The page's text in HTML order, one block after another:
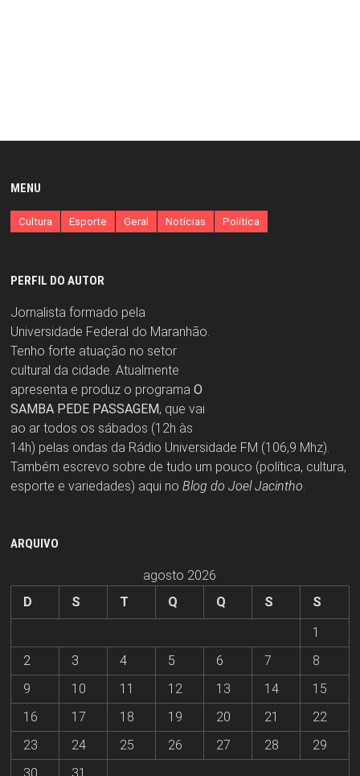
MENU
Cultura Esporte Geral Notícias Política
PERFIL DO AUTOR
Jornalista formado pela
Universidade Federal do Maranhão.
Tenho forte atuação no setor
cultural da cidade. Atualmente
apresenta e produz o programa O
SAMBA PEDE PASSAGEM, que vai
ao ar todos os sábados (12h às
14h) pelas ondas da Rádio Universidade FM (106,9 Mhz).
Também escrevo sobre de tudo um pouco (política, cultura,
esporte e variedades) aqui no Blog do Joel Jacintho.
ARQUIVO
agosto 2026
D
S T Q Q S
S
1
2
3 4 5 6 7
8
9
10 11 12 13 14
15
16
17 18 19 20 21
22
23
24 25 26 27 28
29